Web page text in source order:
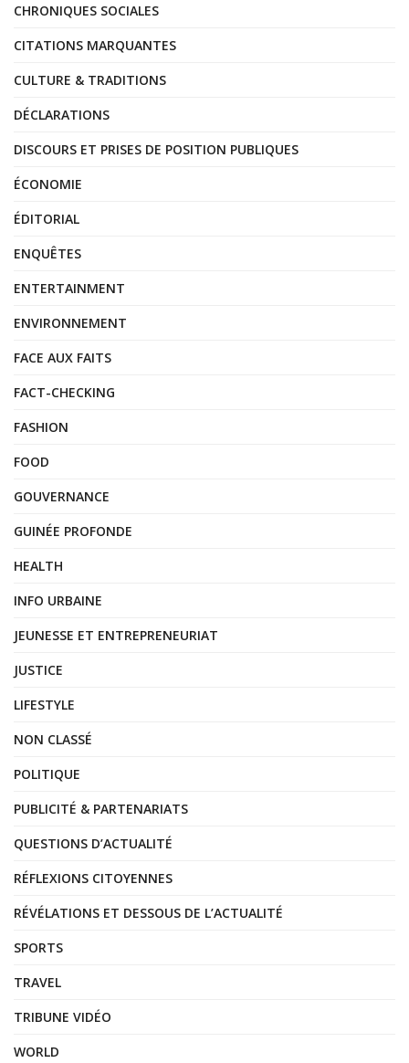
CHRONIQUES SOCIALES
CITATIONS MARQUANTES
CULTURE & TRADITIONS
DÉCLARATIONS
DISCOURS ET PRISES DE POSITION PUBLIQUES
ÉCONOMIE
ÉDITORIAL
ENQUÊTES
ENTERTAINMENT
ENVIRONNEMENT
FACE AUX FAITS
FACT-CHECKING
FASHION
FOOD
GOUVERNANCE
GUINÉE PROFONDE
HEALTH
INFO URBAINE
JEUNESSE ET ENTREPRENEURIAT
JUSTICE
LIFESTYLE
NON CLASSÉ
POLITIQUE
PUBLICITÉ & PARTENARIATS
QUESTIONS D’ACTUALITÉ
RÉFLEXIONS CITOYENNES
RÉVÉLATIONS ET DESSOUS DE L’ACTUALITÉ
SPORTS
TRAVEL
TRIBUNE VIDÉO
WORLD